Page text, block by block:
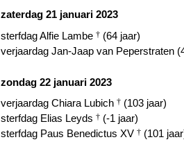
zaterdag 21 januari 2023
sterfdag Alfie Lambe † (64 jaar)
verjaardag Jan-Jaap van Peperstraten
zondag 22 januari 2023
verjaardag Chiara Lubich † (103 jaar)
sterfdag Elias Leyds † (-1 jaar)
sterfdag Paus Benedictus XV † (101